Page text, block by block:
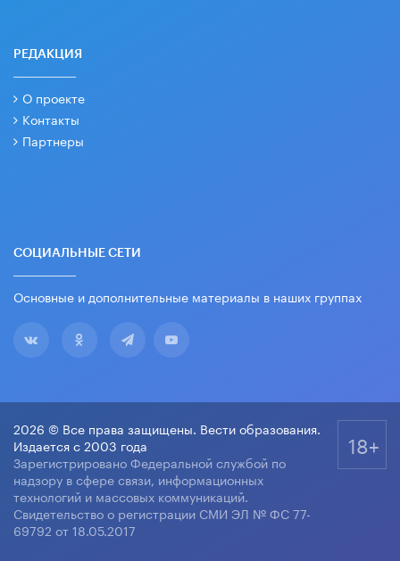
РЕДАКЦИЯ
О проекте
Контакты
Партнеры
СОЦИАЛЬНЫЕ СЕТИ
Основные и дополнительные материалы в наших группах
2026 © Все права защищены. Вести образования.
Издается с 2003 года
Зарегистрировано Федеральной службой по
надзору в сфере связи, информационных
технологий и массовых коммуникаций.
Свидетельство о регистрации СМИ ЭЛ № ФС 77-
69792 от 18.05.2017
18+